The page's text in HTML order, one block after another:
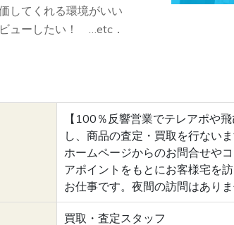
してくれる環境がいい
ューしたい！ …etc．
【100％反響営業でテレアポや
し、商品の査定・買取を行ないま
ホームページからのお問合せや
アポイントをもとにお客様宅を
お仕事です。夜間の訪問はあり
買取・査定スタッフ